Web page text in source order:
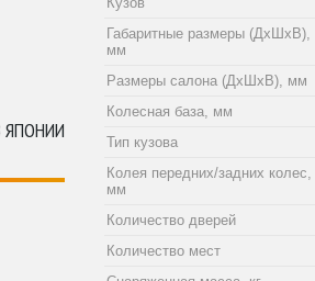
ЯПОНИИ
Габаритные размеры (ДхШхВ),
мм
Размеры салона (ДхШхВ), мм
Колесная база, мм
Тип кузова
Колея передних/задних колес,
мм
Количество дверей
Количество мест